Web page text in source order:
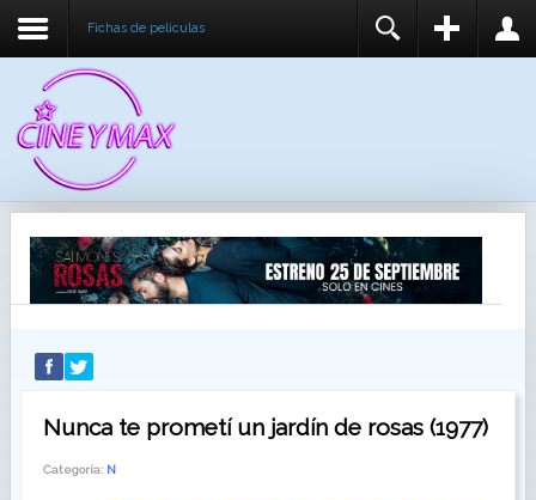
Fichas de peliculas
RECUÉRDEME
IDENTIFICARSE
REGISTER
Nunca te prometí un jardín de rosas (1977)
Categoría: N